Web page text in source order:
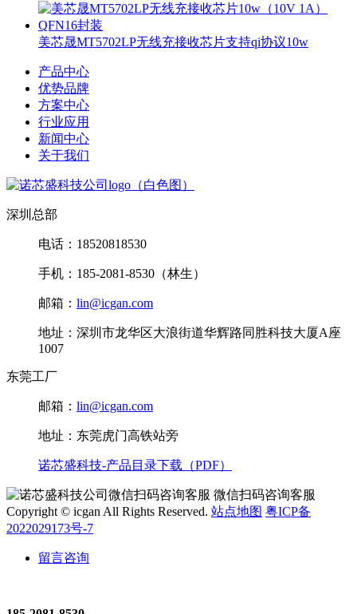
美芯晟MT5702LP无线充接收芯片支持qi协议10w
产品中心
优势品牌
方案中心
行业应用
新闻中心
关于我们
深圳总部
电话：18520818530
手机：185-2081-8530（林生）
邮箱： lin@icgan.com
地址：深圳市龙华区大浪街道华辉路同胜科技大厦A座
1007
东莞工厂
邮箱： lin@icgan.com
地址：东莞虎门高铁站旁
诺芯盛科技-产品目录下载（PDF）
微信扫码咨询客服
Copyright © icgan All Rights Reserved. 站点地图 粤ICP备
2022029173号-7
留言咨询